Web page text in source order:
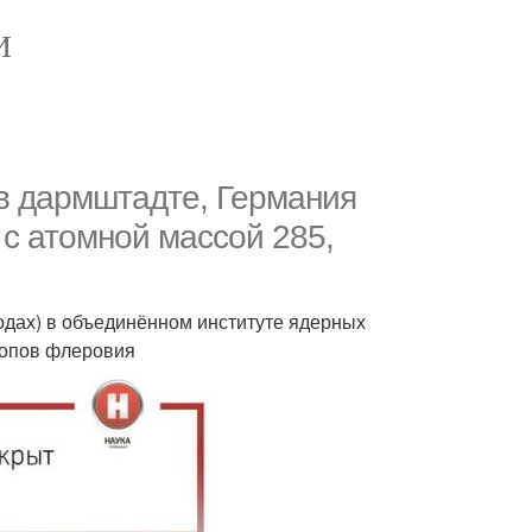
дармштадте, Германия
атомной массой 285,
в объединённом институте ядерных
флеровия